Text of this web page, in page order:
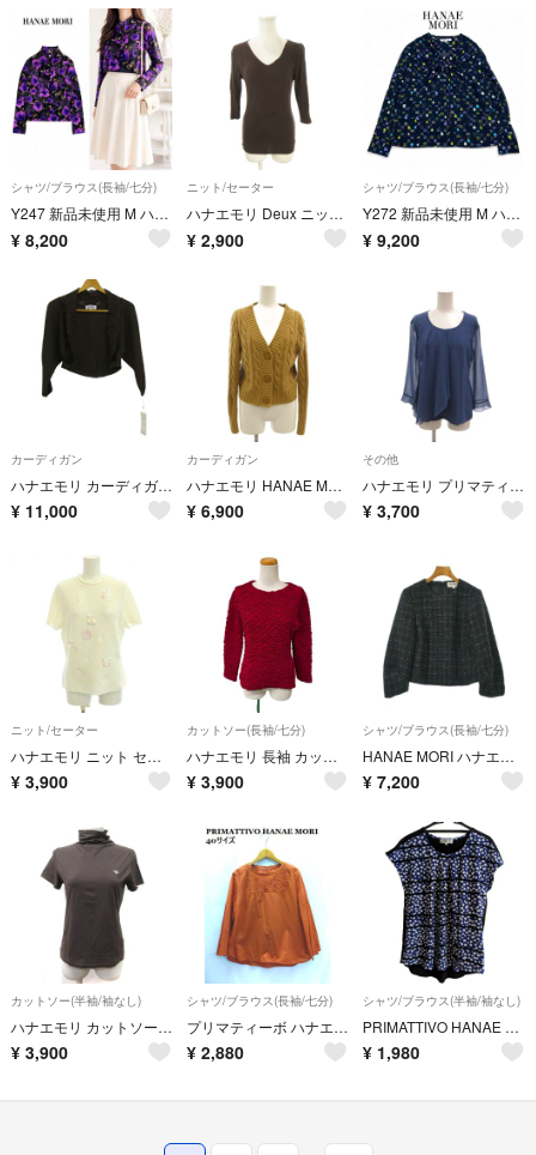
シャツ/ブラウス(長袖/七分)
Y247 新品未使用 M ハナエモリ 近年モデル フリル ブラウス レディース
¥ 8,200
ニット/セーター
ハナエモリ Deux ニット セーター M 茶 ブラウン リブ Vネック 七分袖
¥ 2,900
シャツ/ブラウス(長袖/七分)
Y272 新品未使用 M ハナエモリ ボウタイ 花 蝶柄 シャツ レディース
¥ 9,200
カーディガン
ハナエモリ カーディガン トップス ボレロ レース 未使用品 日本製 レディース Mサイズ ブラウン HANAE MORI 森英恵
¥ 11,000
カーディガン
ハナエモリ HANAE MORI ニット カーディガン ケーブル編み M
¥ 6,900
その他
ハナエモリ プリマティーボ シフォンブラウス M 青 ブルー ラウンドネック
¥ 3,700
ニット/セーター
ハナエモリ ニット セーター M 白 スパンコール装飾 半袖 /JP ■MA
¥ 3,900
カットソー(長袖/七分)
ハナエモリ 長袖 カットソー シャーリング ワッシャー クルーネック M 赤
¥ 3,900
シャツ/ブラウス(長袖/七分)
HANAE MORI ハナエ モリ ブラウス S 黒 【古着】【中古】【送料無料】
¥ 7,200
カットソー(半袖/袖なし)
ハナエモリ カットソー タートルネック 半袖 40 L 茶 ブラウン /YI
¥ 3,900
シャツ/ブラウス(長袖/七分)
プリマティーボ ハナエモリ ◎オレンジ レースブラウス 40サイズ
¥ 2,880
シャツ/ブラウス(半袖/袖なし)
PRIMATTIVO HANAE MORI SPORTS 森英恵 カットソー ブラウス 水玉
¥ 1,980